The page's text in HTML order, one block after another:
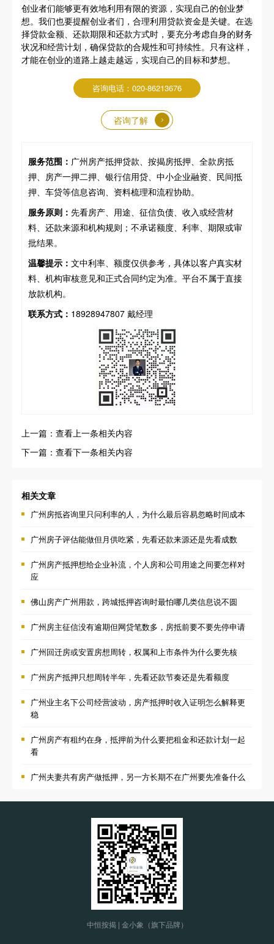
创业者们能够更有效地利用有限的资源，实现自己的创业梦
想。我们也要提醒创业者们，合理利用贷款资金是关键。在选
择贷款金额、还款期限和还款方式时，要充分考虑自身的财务
状况和经营计划，确保贷款的合规性和可持续性。只有这样，
才能在创业的道路上越走越远，实现自己的目标和梦想。
咨询电话：020-86213676
咨询了解
服务范围： 广州房产抵押贷款、按揭房抵押、全款房抵
押、房产一押二押、银行信用贷、中小企业融资、民间抵
押、车贷等信息咨询、资料梳理和流程协助。
服务原则： 先看房产、用途、征信负债、收入或经营材
料、还款来源和机构规则；不承诺额度、利率、期限或审
批结果。
温馨提示： 文中利率、额度仅供参考，具体以客户真实材
料、机构审核意见和正式合同约定为准。平台不属于直接
放款机构。
联系方式： 18928947807 戴经理
上一篇：查看上一条相关内容
下一篇：查看下一条相关内容
相关文章
广州房抵咨询里只问利率的人，为什么最后容易忽略时间成本
广州房子评估能做但月供吃紧，先看还款来源还是先看成数
广州房产抵押想给企业补流，个人房和公司用途之间要怎样对
应
佛山房产广州用款，跨城抵押咨询时最怕哪几类信息说不圆
广州房主征信没有逾期但网贷笔数多，房抵前要不要先停申请
广州回迁房或安置房想周转，权属和上市条件为什么要先核
广州房产抵押只想周转半年，先看还款节奏还是先看额度
广州业主名下公司经营波动，房产抵押时收入证明怎么解释更
稳
广州房产有租约在身，抵押前为什么要把租金和还款计划一起
看
广州夫妻共有房产做抵押，另一方长期不在广州要先准备什么
中恒按揭 | 金小象（旗下品牌）